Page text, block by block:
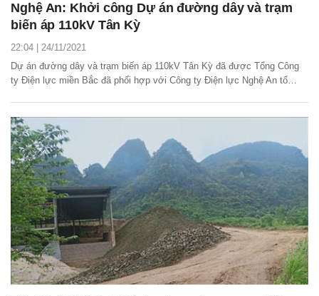
Nghệ An: Khởi công Dự án đường dây và trạm
biến áp 110kV Tân Kỳ
22:04 | 24/11/2021
Dự án đường dây và trạm biến áp 110kV Tân Kỳ đã được Tổng Công
ty Điện lực miền Bắc đã phối hợp với Công ty Điện lực Nghệ An tổ